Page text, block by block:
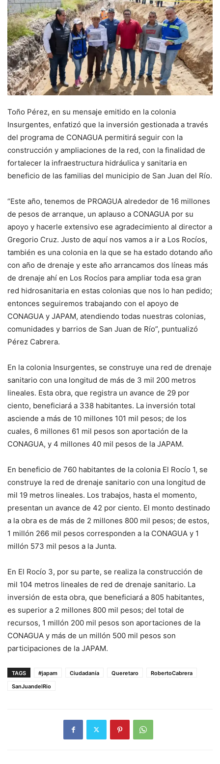
Toño Pérez, en su mensaje emitido en la colonia
Insurgentes, enfatizó que la inversión gestionada a través
del programa de CONAGUA permitirá seguir con la
construcción y ampliaciones de la red, con la finalidad de
fortalecer la infraestructura hidráulica y sanitaria en
beneficio de las familias del municipio de San Juan del Río.
“Este año, tenemos de PROAGUA alrededor de 16 millones
de pesos de arranque, un aplauso a CONAGUA por su
apoyo y hacerle extensivo ese agradecimiento al director a
Gregorio Cruz. Justo de aquí nos vamos a ir a Los Rocíos,
también es una colonia en la que se ha estado dotando año
con año de drenaje y este año arrancamos dos líneas más
de drenaje ahí en Los Rocíos para ampliar toda esa gran
red hidrosanitaria en estas colonias que nos lo han pedido;
entonces seguiremos trabajando con el apoyo de
CONAGUA y JAPAM, atendiendo todas nuestras colonias,
comunidades y barrios de San Juan de Río”, puntualizó
Pérez Cabrera.
En la colonia Insurgentes, se construye una red de drenaje
sanitario con una longitud de más de 3 mil 200 metros
lineales. Esta obra, que registra un avance de 29 por
ciento, beneficiará a 338 habitantes. La inversión total
asciende a más de 10 millones 101 mil pesos; de los
cuales, 6 millones 61 mil pesos son aportación de la
CONAGUA, y 4 millones 40 mil pesos de la JAPAM.
En beneficio de 760 habitantes de la colonia El Rocío 1, se
construye la red de drenaje sanitario con una longitud de
mil 19 metros lineales. Los trabajos, hasta el momento,
presentan un avance de 42 por ciento. El monto destinado
a la obra es de más de 2 millones 800 mil pesos; de estos,
1 millón 266 mil pesos corresponden a la CONAGUA y 1
millón 573 mil pesos a la Junta.
En El Rocío 3, por su parte, se realiza la construcción de
mil 104 metros lineales de red de drenaje sanitario. La
inversión de esta obra, que beneficiará a 805 habitantes,
es superior a 2 millones 800 mil pesos; del total de
recursos, 1 millón 200 mil pesos son aportaciones de la
CONAGUA y más de un millón 500 mil pesos son
participaciones de la JAPAM.
TAGS #japam Ciudadanía Queretaro
RobertoCabrera
SanJuandelRio